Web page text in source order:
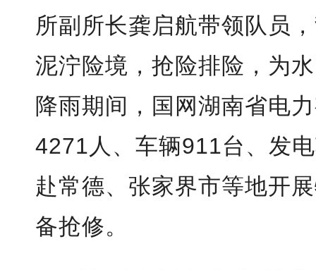
所副所长龚启航带领队员
泥泞险境，抢险排险，为
降雨期间，国网湖南省电
4271人、车辆911台、发
赴常德、张家界市等地开
备抢修。